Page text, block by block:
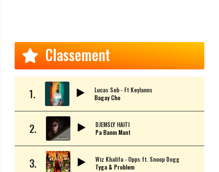
Classement
1.
Lucas Seb - Ft Keylanns
Bagay Cho
2.
DJEMSLY HAITI
Pa Banm Mant
3.
Wiz Khalifa - Opps ft. Snoop Dogg
Tyga & Problem